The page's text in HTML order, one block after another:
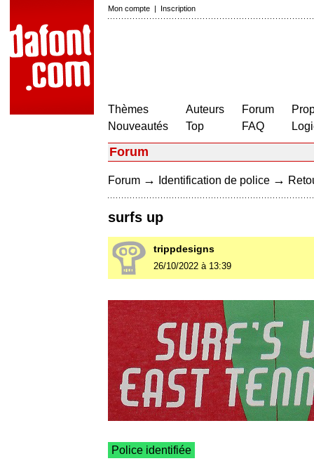
Mon compte | Inscription
Thèmes
Nouveautés
Auteurs
Top
Forum
FAQ
Forum
Forum → Identification de police →
surfs up
trippdesigns
26/10/2022 à 13:39
Police identifiée